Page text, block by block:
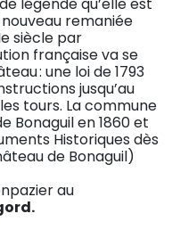
remaniée
siècle par
française va se
: une loi de 1793
jusqu’au
tours. La commune
Bonaguil en 1860 et
Historiques dès
de Bonaguil)
au